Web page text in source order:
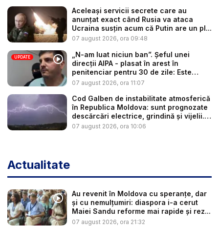
Aceleași servicii secrete care au
anunțat exact când Rusia va ataca
Ucraina susțin acum că Putin are un pl...
07 august 2026, ora 09:48
UPDATE
„N-am luat niciun ban”. Șeful unei
direcții AIPA - plasat în arest în
penitenciar pentru 30 de zile: Este
cerc...
07 august 2026, ora 11:07
Cod Galben de instabilitate atmosferică
în Republica Moldova: sunt prognozate
descărcări electrice, grindină și vijelii.
...
07 august 2026, ora 10:06
Actualitate
Au revenit în Moldova cu speranțe, dar
și cu nemulțumiri: diaspora i-a cerut
Maiei Sandu reforme mai rapide și rez...
07 august 2026, ora 21:32